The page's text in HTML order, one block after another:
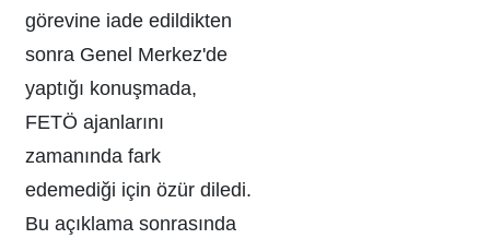
görevine iade edildikten
sonra Genel Merkez'de
yaptığı konuşmada,
FETÖ ajanlarını
zamanında fark
edemediği için özür diledi.
Bu açıklama sonrasında